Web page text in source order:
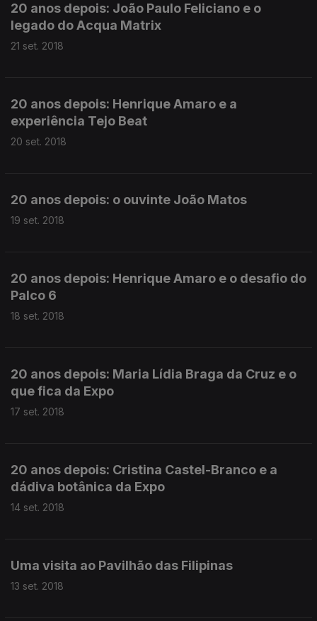
20 anos depois: João Paulo Feliciano e o
legado do Acqua Matrix
21 set. 2018
20 anos depois: Henrique Amaro e a
experiência Tejo Beat
20 set. 2018
20 anos depois: o ouvinte João Matos
19 set. 2018
20 anos depois: Henrique Amaro e o desafio do
Palco 6
18 set. 2018
20 anos depois: Maria Lídia Braga da Cruz e o
que fica da Expo
17 set. 2018
20 anos depois: Cristina Castel-Branco e a
dádiva botânica da Expo
14 set. 2018
Uma visita ao Pavilhão das Filipinas
13 set. 2018